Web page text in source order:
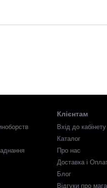
Клієнтам
Вхід до кабінету
Каталог
Про нас
Доставка і
Блог
Відгуки про